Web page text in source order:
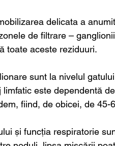
delicata a
de filtrare –
toate aceste reziduuri.
sunt la nivelul
este dependentă
fiind, de obicei, de 45-
și funcția respiratorie